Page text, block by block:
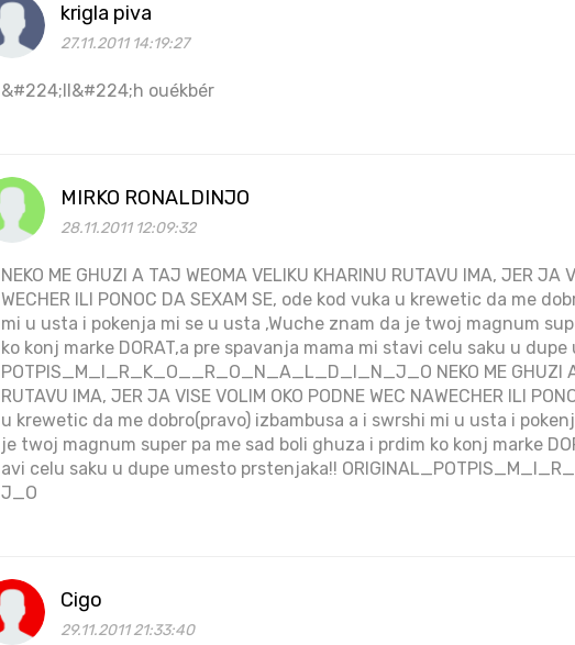
krigla piva
27.11.2011 14:19:27
&#224;ll&#224;h ouékbér
MIRKO RONALDINJO
28.11.2011 12:09:32
NEKO ME GHUZI A TAJ WEOMA VELIKU KHARINU RUTAVU IMA, JER JA
WECHER ILI PONOC DA SEXAM SE, ode kod vuka u krewetic da me
mi u usta i pokenja mi se u usta ,Wuche znam da je twoj magnum
ko konj marke DORAT,a pre spavanja mama mi stavi celu saku u
POTPIS_M_I_R_K_O__R_O_N_A_L_D_I_N_J_O NEKO ME GHUZI A
RUTAVU IMA, JER JA VISE VOLIM OKO PODNE WEC NAWECHER ILI
u krewetic da me dobro(pravo) izbambusa a i swrshi mi u usta i
je twoj magnum super pa me sad boli ghuza i prdim ko konj marke
avi celu saku u dupe umesto prstenjaka!!
J_O
Cigo
29.11.2011 21:33:40